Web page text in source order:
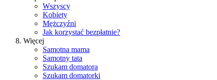
Wszyscy
Kobiety
Mężczyźni
Jak korzystać bezpłatnie?
Więcej
Samotna mama
Samotny tata
Szukam domatora
Szukam domatorki